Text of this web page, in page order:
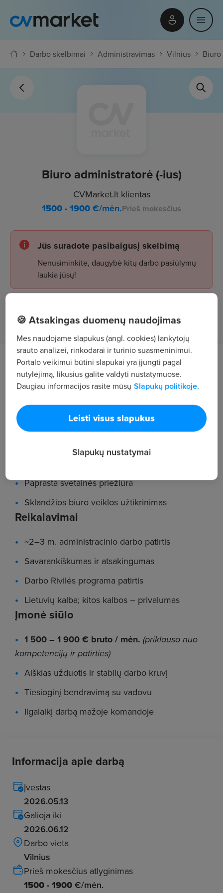
Darbo skelbimai Administravimas Vilnius
Biuro administratorė (-ius)
CVMarket.lt klientas
1500 - 1900€/mėn.Prieš mokesčius
Jūs suradote pasibaigusį skelbimą
Nenusiminkite, daugybė kitų darbo pasiūlymų
laukia jūsų!
Žiūrėti skelbimus
Darbo aprašymas
Bendravimas su klientais ir partneriais
Darbo sutarčių, įsakymų ir kitų dokumentų
ruošimas
Paprasta svetainės priežiūra
Sklandžios biuro veiklos užtikrinimas
Reikalavimai
~2–3 m. administracinio darbo patirtis
Savarankiškumas ir atsakingumas
Darbo Rivilės programa patirtis
Lietuvių kalba; kitos kalbos – privalumas
Įmonė siūlo
1 500 – 1 900 € bruto / mėn. (priklauso nuo
kompetencijųirpatirties)
Aiškias užduotis ir stabilų darbo krūvį
Tiesioginį bendravimą su vadovu
Ilgalaikį darbą mažoje komandoje
Informacija apie darbą
Įvestas
2026.05.13
Galioja iki
2026.06.12
Darbo vieta
Vilnius
Prieš mokesčius atlyginimas
1500 - 1900 €/mėn.
🍪 Atsakingas duomenų naudojimas
Mes naudojame slapukus (angl. cookies) lankytojų
srauto analizei, rinkodarai ir turinio suasmeninimui.
Portalo veikimui būtini slapukai yra įjungti pagal
nutylėjimą, likusius galite valdyti nustatymuose.
Daugiau informacijos rasite mūsų Slapukų politikoje.
Leisti visus slapukus
Slapukų nustatymai